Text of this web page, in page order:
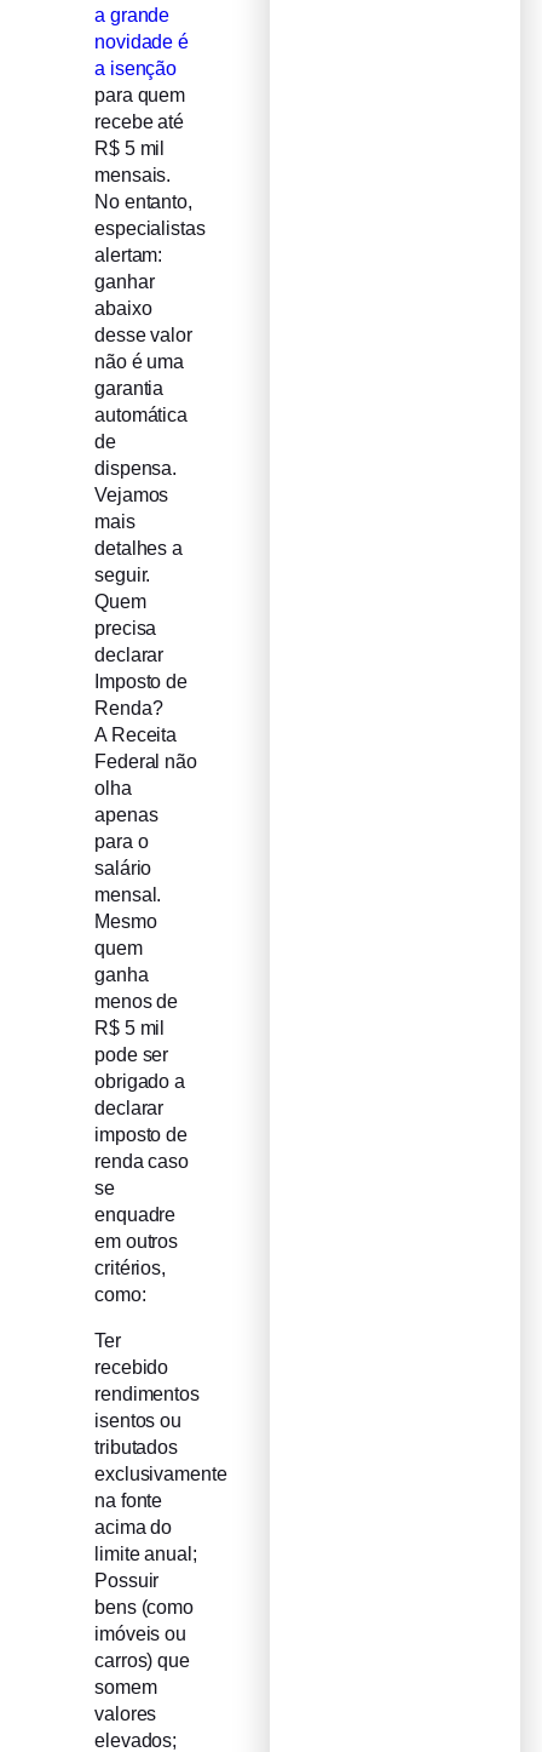
a grande
novidade é
a isenção
para quem
recebe até
R$ 5 mil
mensais.
No entanto,
especialistas
alertam:
ganhar
abaixo
desse valor
não é uma
garantia
automática
de
dispensa.
Vejamos
mais
detalhes a
seguir.
Quem
precisa
declarar
Imposto de
Renda?
A Receita
Federal não
olha
apenas
para o
salário
mensal.
Mesmo
quem
ganha
menos de
R$ 5 mil
pode ser
obrigado a
declarar
imposto de
renda caso
se
enquadre
em outros
critérios,
como:
Ter
recebido
rendimentos
isentos ou
tributados
exclusivamente
na fonte
acima do
limite anual;
Possuir
bens (como
imóveis ou
carros) que
somem
valores
elevados;